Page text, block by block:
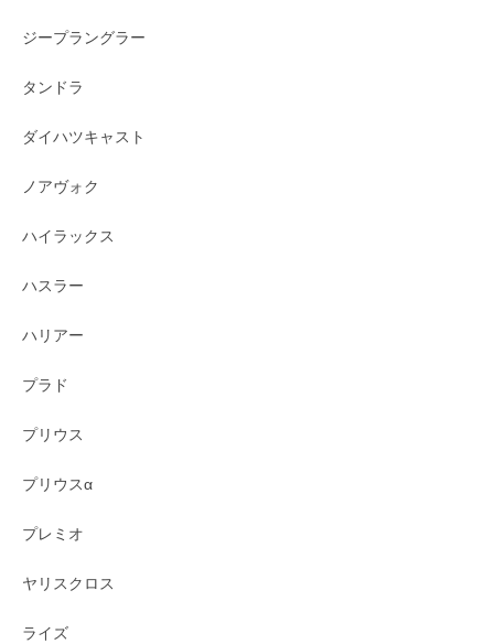
ジープラングラー
タンドラ
ダイハツキャスト
ノアヴォク
ハイラックス
ハスラー
ハリアー
プラド
プリウス
プリウスα
プレミオ
ヤリスクロス
ライズ